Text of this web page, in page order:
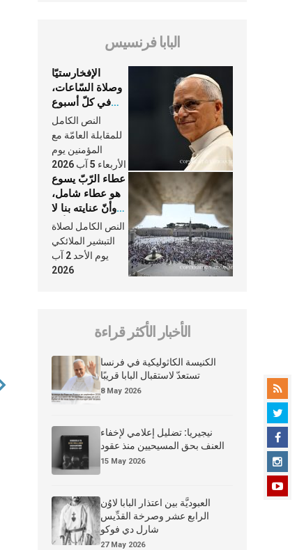
البابا فرنسيس
الإفخارستيّا
وصلاة السّاعات،
في كلّ أسبوع
وكلّ يوم، هما
النَّفَس في حياة
الكنيسة
النص الكامل
للمقابلة العامّة مع
المؤمنين يوم
الأربعاء 5 آب 2026
عطاء الرّبّ يسوع
هو عطاء شامل،
وأنّ عنايته بنا لا
تغيب عنّا أبدًا
النص الكامل لصلاة
التبشير الملائكي
يوم الأحد 2 آب
2026
الأخبار الأكثر قراءة
الكنيسة الكاثوليكية في فرنسا
تستعدّ لاستقبال البابا قريبًا
8 May 2026
نيجيريا: تضليل إعلامي لإخفاء
العنف بحق المسيحيين منذ عقود
15 May 2026
العبوديَّة بين اعتذار البابا لاوُن
الرابع عشر وصرخة القدِّيس
شارل دي فوكو
27 May 2026